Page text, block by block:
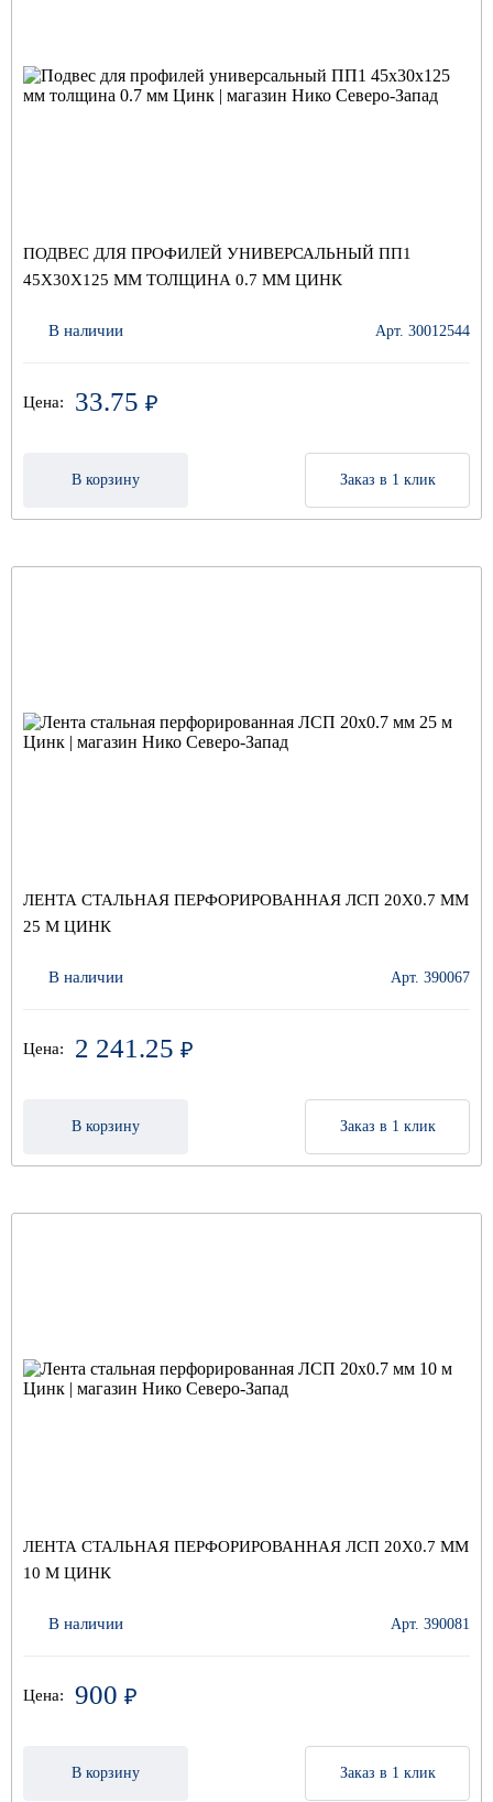
ПОДВЕС ДЛЯ ПРОФИЛЕЙ УНИВЕРСАЛЬНЫЙ ПП1
45Х30Х125 ММ ТОЛЩИНА 0.7 ММ ЦИНК
В наличии Арт. 30012544
Цена: 33.75 ₽
В корзину Заказ в 1 клик
ЛЕНТА СТАЛЬНАЯ ПЕРФОРИРОВАННАЯ ЛСП 20Х0.7 ММ
25 М ЦИНК
В наличии Арт. 390067
Цена: 2 241.25 ₽
В корзину Заказ в 1 клик
ЛЕНТА СТАЛЬНАЯ ПЕРФОРИРОВАННАЯ ЛСП 20Х0.7 ММ
10 М ЦИНК
В наличии Арт. 390081
Цена: 900 ₽
В корзину Заказ в 1 клик